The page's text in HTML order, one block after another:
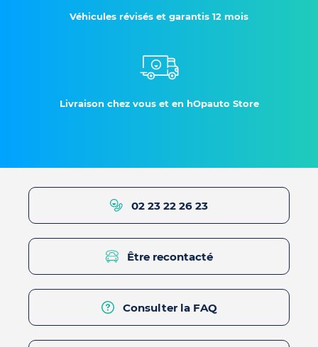
Véhicules révisés et garantis 12 mois
Livraison chez vous et en hOpauto Store
02 23 22 26 23
Être recontacté
Consulter la FAQ